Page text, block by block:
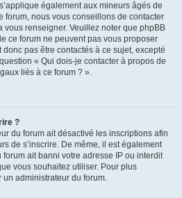
également aux mineurs âgés de
forum, nous vous conseillons de contacter
renseigner. Veuillez noter que phpBB
ce forum ne peuvent pas vous proposer
pas être contactés à ce sujet, excepté
« Qui dois-je contacter à propos de
liés à ce forum ? ».
?
du forum ait désactivé les inscriptions afin
de s’inscrire. De même, il est également
ait banni votre adresse IP ou interdit
vous souhaitez utiliser. Pour plus
un administrateur du forum.